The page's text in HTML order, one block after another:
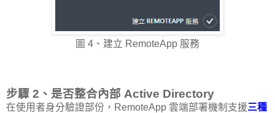
圖 4、建立 RemoteApp 服務
步驟 2、是否整合內部 Active Directory
在使用者身分驗證部份，RemoteApp 雲端部署機制支援三種